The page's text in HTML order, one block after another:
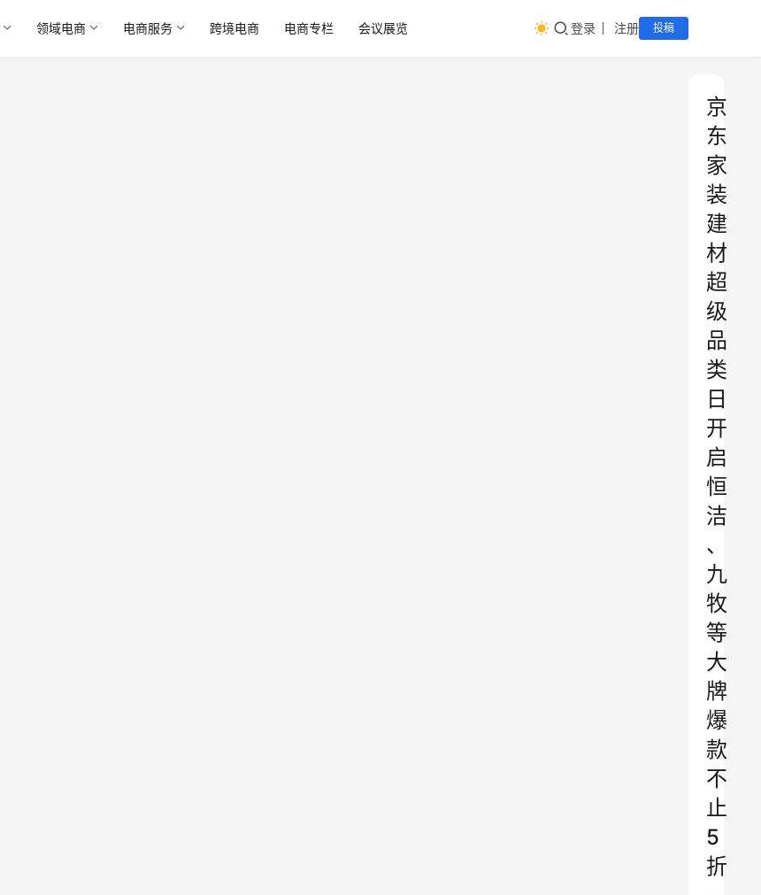
领域电商 电商服务 跨境电商 电商专栏 会议展览 登录 注册 投稿
京
东
家
装
建
材
超
级
品
类
日
开
启
恒
洁
、
九
牧
等
大
牌
爆
款
不
止
5
折